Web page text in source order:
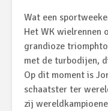
Wat een
Het WK wielrennen
grandioze
met de turbodijen,
Op dit moment is
schaatster ter
zij